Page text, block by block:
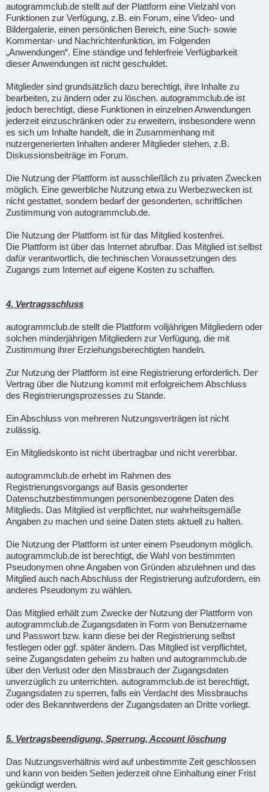
autogrammclub.de stellt auf der Plattform eine Vielzahl von
Funktionen zur Verfügung, z.B. ein Forum, eine Video- und
Bildergalerie, einen persönlichen Bereich, eine Such- sowie
Kommentar- und Nachrichtenfunktion, im Folgenden
„Anwendungen“. Eine ständige und fehlerfreie Verfügbarkeit
dieser Anwendungen ist nicht geschuldet.
Mitglieder sind grundsätzlich dazu berechtigt, ihre Inhalte zu
bearbeiten, zu ändern oder zu löschen. autogrammclub.de ist
jedoch berechtigt, diese Funktionen in einzelnen Anwendungen
jederzeit einzuschränken oder zu erweitern, insbesondere wenn
es sich um Inhalte handelt, die in Zusammenhang mit
nutzergenerierten Inhalten anderer Mitglieder stehen, z.B.
Diskussionsbeiträge im Forum.
Die Nutzung der Plattform ist ausschließlich zu privaten Zwecken
möglich. Eine gewerbliche Nutzung etwa zu Werbezwecken ist
nicht gestattet, sondern bedarf der gesonderten, schriftlichen
Zustimmung von autogrammclub.de.
Die Nutzung der Plattform ist für das Mitglied kostenfrei.
Die Plattform ist über das Internet abrufbar. Das Mitglied ist selbst
dafür verantwortlich, die technischen Voraussetzungen des
Zugangs zum Internet auf eigene Kosten zu schaffen.
4. Vertragsschluss
autogrammclub.de stellt die Plattform volljährigen Mitgliedern oder
solchen minderjährigen Mitgliedern zur Verfügung, die mit
Zustimmung ihrer Erziehungsberechtigten handeln.
Zur Nutzung der Plattform ist eine Registrierung erforderlich. Der
Vertrag über die Nutzung kommt mit erfolgreichem Abschluss
des Registrierungsprozesses zu Stande.
Ein Abschluss von mehreren Nutzungsverträgen ist nicht
zulässig.
Ein Mitgliedskonto ist nicht übertragbar und nicht vererbbar.
autogrammclub.de erhebt im Rahmen des
Registrierungsvorgangs auf Basis gesonderter
Datenschutzbestimmungen personenbezogene Daten des
Mitglieds. Das Mitglied ist verpflichtet, nur wahrheitsgemäße
Angaben zu machen und seine Daten stets aktuell zu halten.
Die Nutzung der Plattform ist unter einem Pseudonym möglich.
autogrammclub.de ist berechtigt, die Wahl von bestimmten
Pseudonymen ohne Angaben von Gründen abzulehnen und das
Mitglied auch nach Abschluss der Registrierung aufzufordern, ein
anderes Pseudonym zu wählen.
Das Mitglied erhält zum Zwecke der Nutzung der Plattform von
autogrammclub.de Zugangsdaten in Form von Benutzername
und Passwort bzw. kann diese bei der Registrierung selbst
festlegen oder ggf. später ändern. Das Mitglied ist verpflichtet,
seine Zugangsdaten geheim zu halten und autogrammclub.de
über den Verlust oder den Missbrauch der Zugangsdaten
unverzüglich zu unterrichten. autogrammclub.de ist berechtigt,
Zugangsdaten zu sperren, falls ein Verdacht des Missbrauchs
oder des Bekanntwerdens der Zugangsdaten an Dritte vorliegt.
5. Vertragsbeendigung, Sperrung, Account löschung
Das Nutzungsverhältnis wird auf unbestimmte Zeit geschlossen
und kann von beiden Seiten jederzeit ohne Einhaltung einer Frist
gekündigt werden.